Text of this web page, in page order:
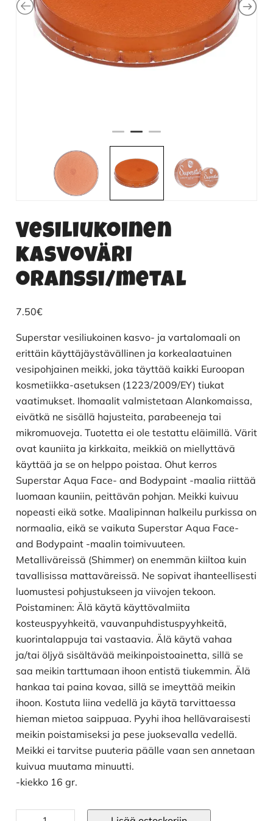
Vesiliukoinen
kasvoväri
oranssi/metal
7.50€
Superstar vesiliukoinen kasvo- ja vartalomaali on
erittäin käyttäjäystävällinen ja korkealaatuinen
vesipohjainen meikki, joka täyttää kaikki Euroopan
kosmetiikka-asetuksen (1223/2009/EY) tiukat
vaatimukset. Ihomaalit valmistetaan Alankomaissa,
eivätkä ne sisällä hajusteita, parabeeneja tai
mikromuoveja. Tuotetta ei ole testattu eläimillä. Värit
ovat kauniita ja kirkkaita, meikkiä on miellyttävä
käyttää ja se on helppo poistaa. Ohut kerros
Superstar Aqua Face- and Bodypaint -maalia riittää
luomaan kauniin, peittävän pohjan. Meikki kuivuu
nopeasti eikä sotke. Maalipinnan halkeilu purkissa on
normaalia, eikä se vaikuta Superstar Aqua Face-
and Bodypaint -maalin toimivuuteen.
Metalliväreissä (Shimmer) on enemmän kiiltoa kuin
tavallisissa mattaväreissä. Ne sopivat ihanteellisesti
luomustesi pohjustukseen ja viivojen tekoon.
Poistaminen: Älä käytä käyttövalmiita
kosteuspyyhkeitä, vauvanpuhdistuspyyhkeitä,
kuorintalappuja tai vastaavia. Älä käytä vahaa
ja/tai öljyä sisältävää meikinpoistoainetta, sillä se
saa meikin tarttumaan ihoon entistä tiukemmin. Älä
hankaa tai paina kovaa, sillä se imeyttää meikin
ihoon. Kostuta liina vedellä ja käytä tarvittaessa
hieman mietoa saippuaa. Pyyhi ihoa hellävaraisesti
meikin poistamiseksi ja pese juoksevalla vedellä.
Meikki ei tarvitse puuteria päälle vaan sen annetaan
kuivua muutama minuutti.
-kiekko 16 gr.
Vesiliukoinen